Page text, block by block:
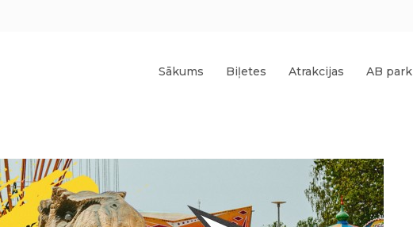
Sākums Biļetes Atrakcijas AB park